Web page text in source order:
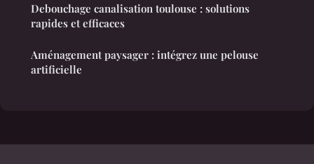
Debouchage canalisation toulouse : solutions
rapides et efficaces
Aménagement paysager : intégrez une pelouse
artificielle